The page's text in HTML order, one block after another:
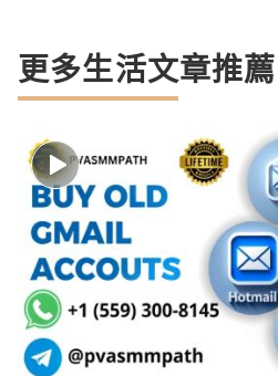
更多生活文章推薦